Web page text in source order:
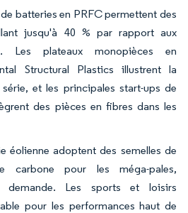
batteries en PRFC permettent des
jusqu'à 40 % par rapport aux
Les plateaux monopièces en
Structural Plastics illustrent la
et les principales start-ups de
des pièces en fibres dans les
éolienne adoptent des semelles de
carbone pour les méga-pales,
demande. Les sports et loisirs
pour les performances haut de